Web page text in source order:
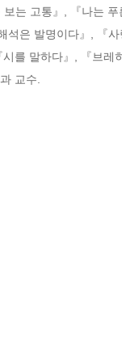
는 고통』, 『나는
은 발명이다』, 『
를 말하다』, 『브레
교수.